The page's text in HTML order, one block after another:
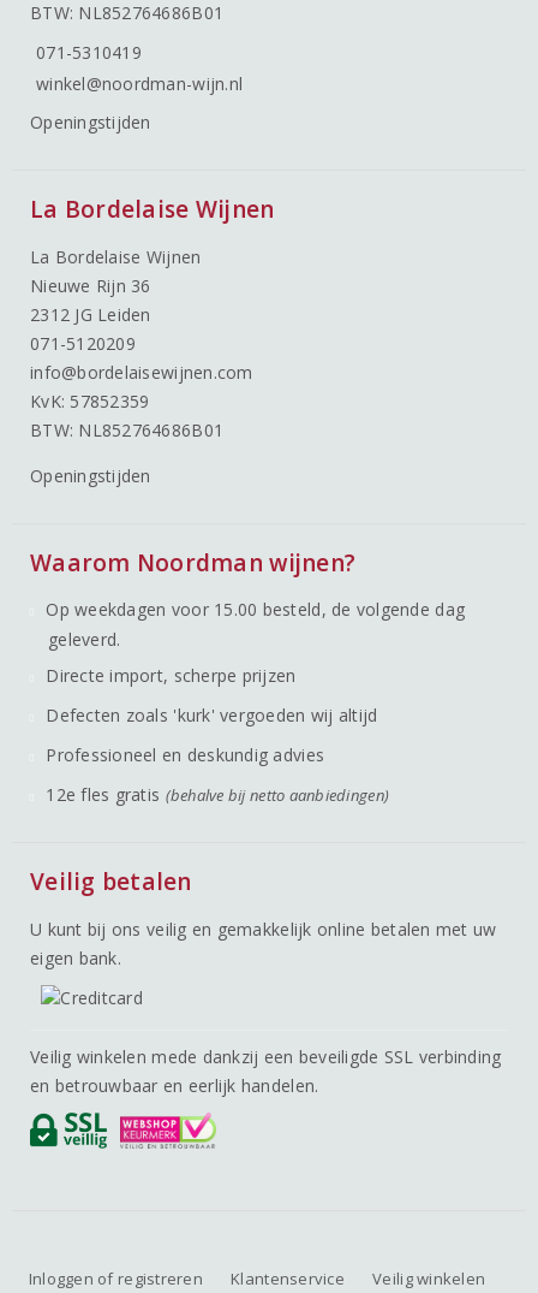
BTW: NL852764686B01
071-5310419
winkel@noordman-wijn.nl
Openingstijden
La Bordelaise Wijnen
La Bordelaise Wijnen
Nieuwe Rijn 36
2312 JG Leiden
071-5120209
info@bordelaisewijnen.com
KvK: 57852359
BTW: NL852764686B01
Openingstijden
Waarom Noordman wijnen?
Op weekdagen voor 15.00 besteld, de volgende dag
geleverd.
Directe import, scherpe prijzen
Defecten zoals 'kurk' vergoeden wij altijd
Professioneel en deskundig advies
12e fles gratis (behalve bij netto aanbiedingen)
Veilig betalen
U kunt bij ons veilig en gemakkelijk online betalen met uw
eigen bank.
Veilig winkelen mede dankzij een beveiligde SSL verbinding
en betrouwbaar en eerlijk handelen.
Inloggen of registreren Klantenservice Veilig winkelen